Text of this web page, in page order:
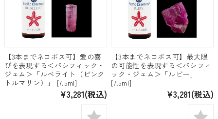
【3本までネコポス可】愛の喜
びを表現する＜パシフィック・
ジェム＞「ルベライト（ピンク
トルマリン）」 [7.5ml]
¥3,281(税込)
【3本までネコポス可】最大限
の可能性を表現する＜パシフィ
ック・ジェム＞「ルビー」
[7.5ml]
¥3,281(税込)